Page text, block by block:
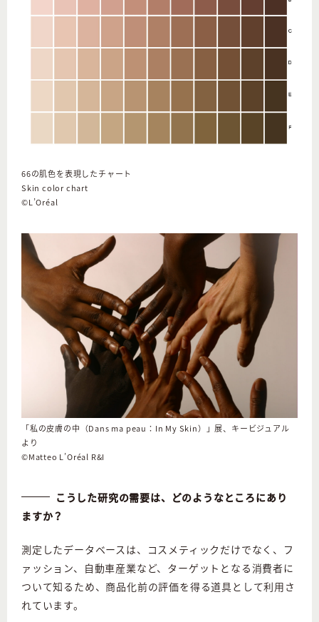
66の肌色を表現したチャート
Skin color chart
©L’Oréal
「私の皮膚の中（Dans ma peau：In My Skin）」展、キービジュアル
より
©Matteo L’Oréal R&I
こうした研究の需要は、どのようなところにあり
ますか？
測定したデータベースは、コスメティックだけでなく、フ
ァッション、自動車産業など、ターゲットとなる消費者に
ついて知るため、商品化前の評価を得る道具として利用さ
れています。